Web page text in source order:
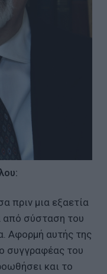
πριν μια εξαετία
από σύσταση του
Αφορμή αυτής της
συγγραφέας του
και το